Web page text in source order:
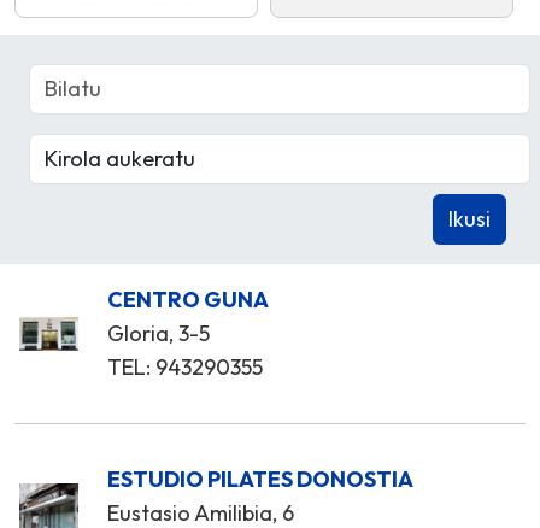
CENTRO GUNA
Gloria, 3-5
TEL: 943290355
ESTUDIO PILATES DONOSTIA
Eustasio Amilibia, 6